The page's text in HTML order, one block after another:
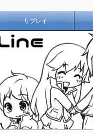
リプレイ